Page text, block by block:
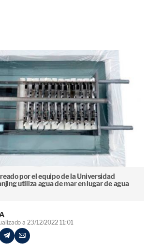
por el equipo de la Universidad
utiliza agua de mar en lugar de agua
a 23/12/2022 11:01